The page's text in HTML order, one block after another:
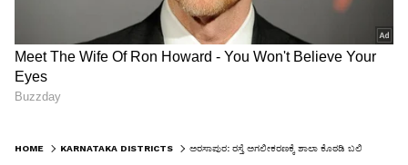
HOME KARNATAKA DISTRICTS ಅರಸಾಪುರ: ರಸ್ತೆ ಅಗಲೀಕರಣಕ್ಕೆ ಶಾಲಾ ಕೊಠಡಿ ಬಲಿ